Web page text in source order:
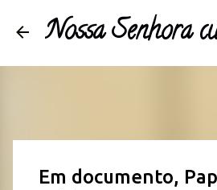
Nossa Senhora
Em documento,